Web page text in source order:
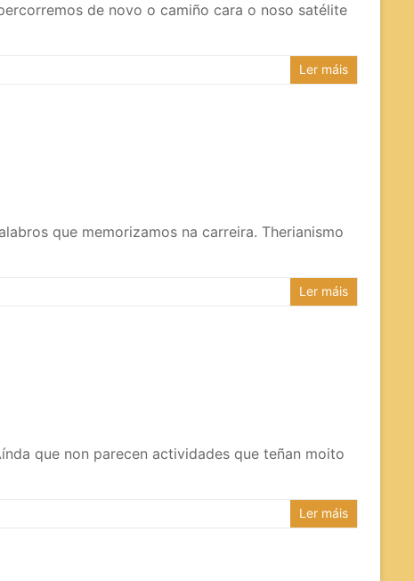
percorremos de novo o camiño cara o noso satélite
Ler máis
que memorizamos na carreira. Therianismo
Ler máis
que non parecen actividades que teñan moito
Ler máis